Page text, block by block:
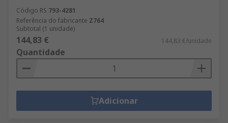
Código RS 793-4281
Referência do fabricante Z764
Subtotal (1 unidade)
144,83 € 144,83 €/unidade
Quantidade
Adicionar